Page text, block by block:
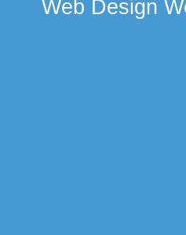
Web Design